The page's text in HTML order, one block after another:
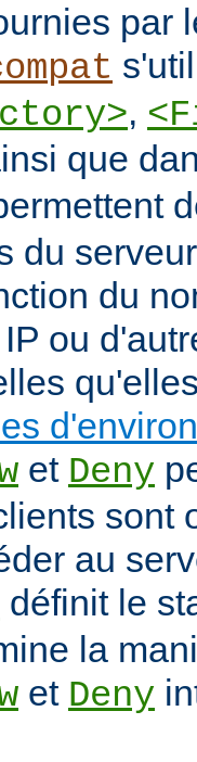
par
,
que
du
du
ou
et Deny
sont
au
définit le
la
et Deny